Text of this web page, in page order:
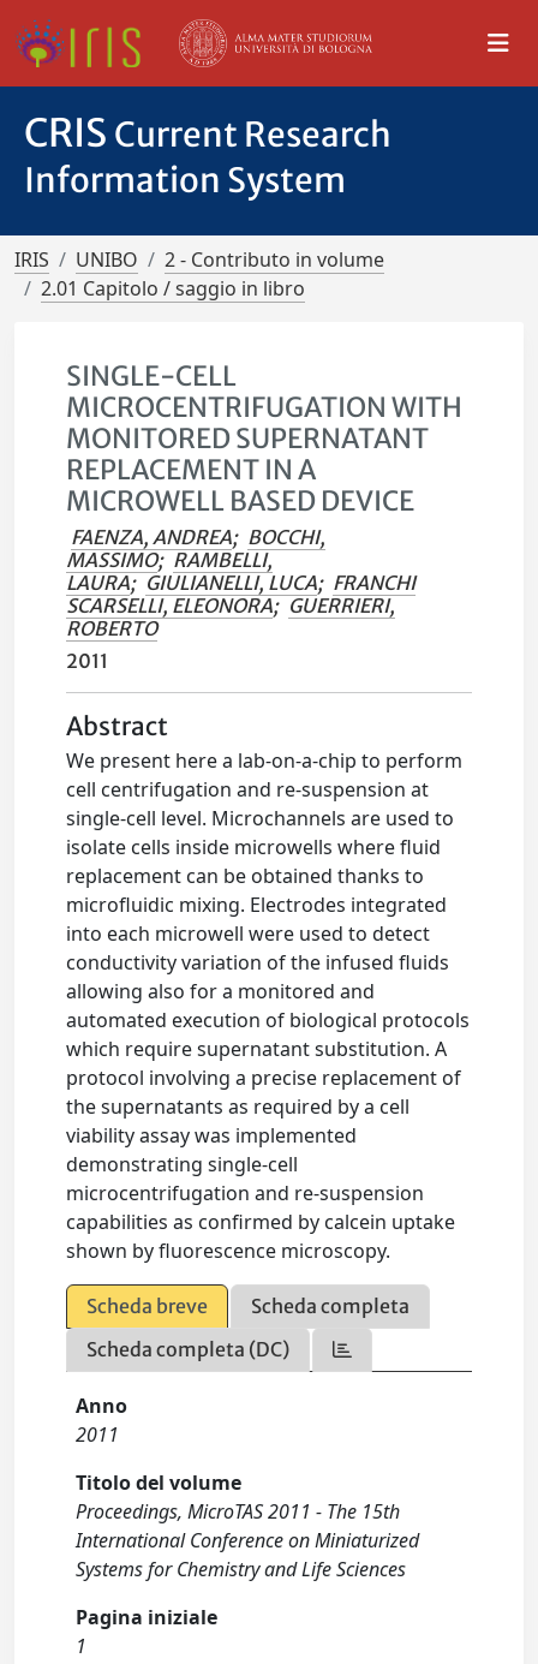
CRIS Current Research
Information System
IRIS UNIBO
2 - Contributo in volume
2.01 Capitolo / saggio in libro
SINGLE-CELL
MICROCENTRIFUGATION WITH
MONITORED SUPERNATANT
REPLACEMENT IN A
MICROWELL BASED DEVICE
FAENZA, ANDREA; BOCCHI,
MASSIMO; RAMBELLI,
LAURA; GIULIANELLI, LUCA; FRANCHI
SCARSELLI, ELEONORA; GUERRIERI,
ROBERTO
2011
Abstract
We present here a lab-on-a-chip to perform
cell centrifugation and re-suspension at
single-cell level. Microchannels are used to
isolate cells inside microwells where fluid
replacement can be obtained thanks to
microfluidic mixing. Electrodes integrated
into each microwell were used to detect
conductivity variation of the infused fluids
allowing also for a monitored and
automated execution of biological protocols
which require supernatant substitution. A
protocol involving a precise replacement of
the supernatants as required by a cell
viability assay was implemented
demonstrating single-cell
microcentrifugation and re-suspension
capabilities as confirmed by calcein uptake
shown by fluorescence microscopy.
Scheda breve
Scheda completa
Scheda completa (DC)
Anno
2011
Titolo del volume
Proceedings, MicroTAS 2011 - The 15th
International Conference on Miniaturized
Systems for Chemistry and Life Sciences
Pagina iniziale
1